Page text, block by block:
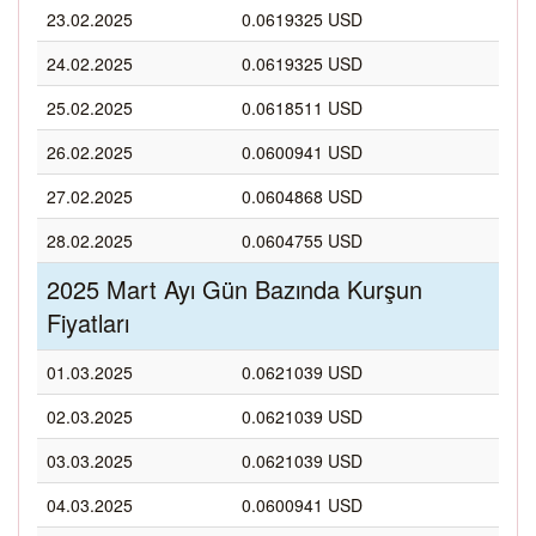
23.02.2025
0.0619325 USD
24.02.2025
0.0619325 USD
25.02.2025
0.0618511 USD
26.02.2025
0.0600941 USD
27.02.2025
0.0604868 USD
28.02.2025
0.0604755 USD
2025 Mart Ayı Gün Bazında Kurşun
Fiyatları
01.03.2025
0.0621039 USD
02.03.2025
0.0621039 USD
03.03.2025
0.0621039 USD
04.03.2025
0.0600941 USD